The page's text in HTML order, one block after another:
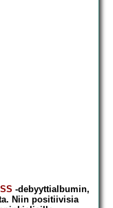
-debyyttialbumin,
Niin positiivisia